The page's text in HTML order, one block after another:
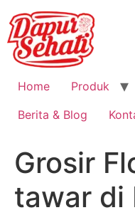
Home Produk
Berita & Blog
Grosir
tawar di